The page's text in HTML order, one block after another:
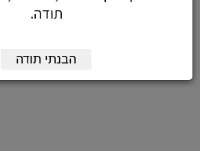
תודה.
הבנתי תודה